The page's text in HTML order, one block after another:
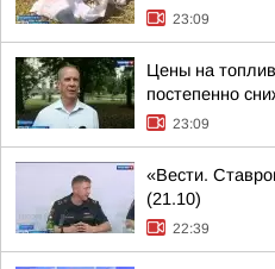
23:09
Цены на
постепенно
23:09
«Вести.
(21.10)
22:39